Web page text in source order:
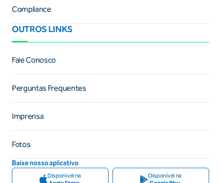
Compliance
OUTROS LINKS
Fale Conosco
Perguntas Frequentes
Imprensa
Fotos
Baixe nosso aplicativo
Disponível na
Disponível na